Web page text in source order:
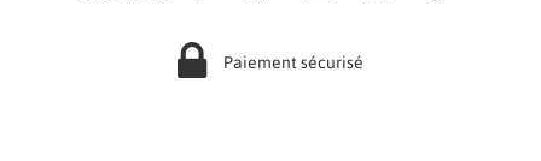
Paiement sécurisé